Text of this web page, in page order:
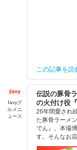
この記事を読
favyグ
ルメニ
ュース
伝説の豚骨
の火付け役
26年間愛され
た豚骨ラーメ
でん』。本場
す。そんなお